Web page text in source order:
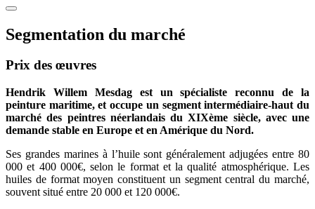
Segmentation du marché
Prix des œuvres
Hendrik Willem Mesdag est un spécialiste reconnu de la
peinture maritime, et occupe un segment intermédiaire-haut du
marché des peintres néerlandais du XIXème siècle, avec une
demande stable en Europe et en Amérique du Nord.
Ses grandes marines à l’huile sont généralement adjugées entre 80
000 et 400 000€, selon le format et la qualité atmosphérique. Les
huiles de format moyen constituent un segment central du marché,
souvent situé entre 20 000 et 120 000€.